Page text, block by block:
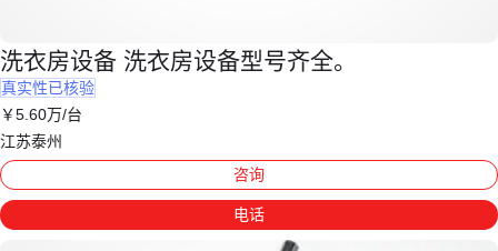
洗衣房设备 洗衣房设备型号齐全。
真实性已核验
￥5.60万/台
江苏泰州
咨询
电话